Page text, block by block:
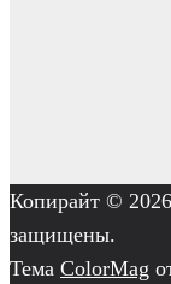
Копирайт © 2026
защищены.
Тема ColorMag